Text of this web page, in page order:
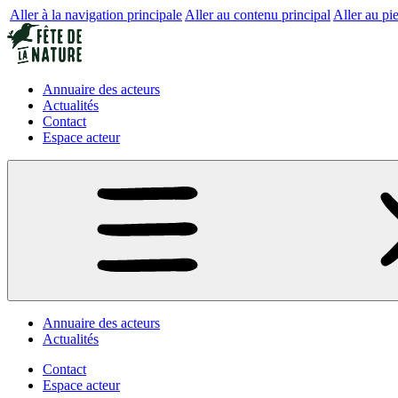
Aller à la navigation principale Aller au contenu principal Aller au
Annuaire des acteurs
Actualités
Contact
Espace acteur
Annuaire des acteurs
Actualités
Contact
Espace acteur